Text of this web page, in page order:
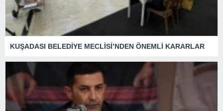
KUŞADASI BELEDİYE MECLİSİ’NDEN ÖNEMLİ KARARLAR